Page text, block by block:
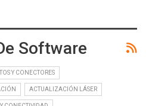
Software
Y CONECTORES
ACTUALIZACIÓN LÁSER